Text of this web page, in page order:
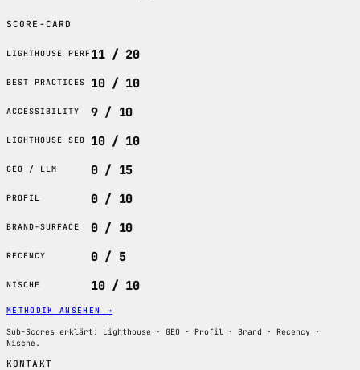
SCORE-CARD
LIGHTHOUSE PERF11 / 20
BEST PRACTICES 10 / 10
ACCESSIBILITY 9 / 10
LIGHTHOUSE SEO 10 / 10
GEO / LLM 0 / 15
PROFIL 0 / 10
BRAND-SURFACE 0 / 10
RECENCY 0 / 5
NISCHE 10 / 10
METHODIK ANSEHEN →
Sub-Scores erklärt: Lighthouse · GEO · Profil · Brand · Recency ·
Nische.
KONTAKT